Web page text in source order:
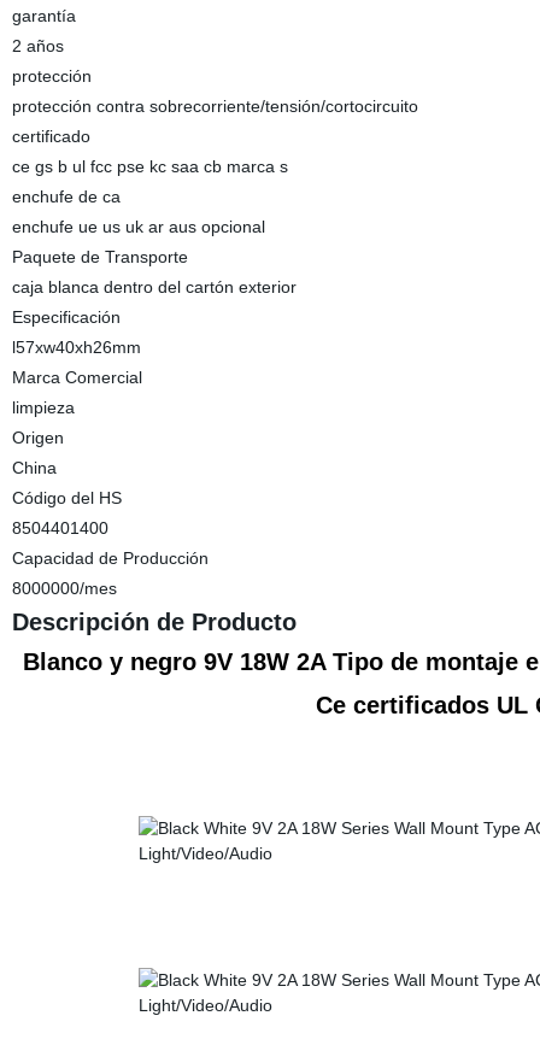
garantía
2 años
protección
protección contra sobrecorriente/tensión/cortocircuito
certificado
ce gs b ul fcc pse kc saa cb marca s
enchufe de ca
enchufe ue us uk ar aus opcional
Paquete de Transporte
caja blanca dentro del cartón exterior
Especificación
l57xw40xh26mm
Marca Comercial
limpieza
Origen
China
Código del HS
8504401400
Capacidad de Producción
8000000/mes
Descripción de Producto
Blanco y negro 9V 18W 2A Tipo de montaje
Ce certificados UL